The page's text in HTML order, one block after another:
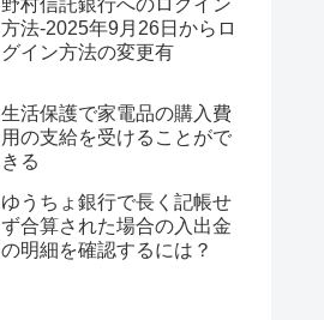
野村信託銀行へのログイン
方法-2025年9月26日からロ
グイン方法の変更有
生活保護で家電品の購入費
用の支給を受けることがで
きる
ゆうちょ銀行で長く記帳せ
ず合算された場合の入出金
の明細を確認するには？